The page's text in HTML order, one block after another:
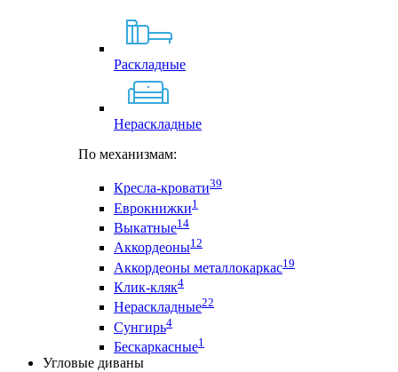
Раскладные
Нераскладные
По механизмам:
Кресла-кровати39
Еврокнижки1
Выкатные14
Аккордеоны12
Аккордеоны металлокаркас19
Клик-кляк4
Нераскладные22
Сунгирь4
Бескаркасные1
Угловые диваны